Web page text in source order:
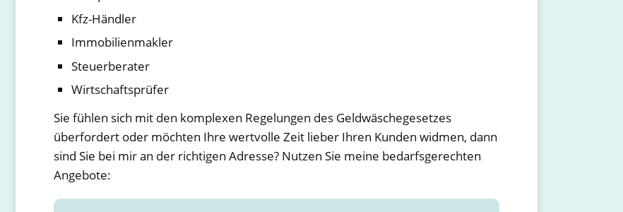
Kfz-Händler
Immobilienmakler
Steuerberater
Wirtschaftsprüfer
Sie fühlen sich mit den komplexen Regelungen des Geldwäschegesetzes
überfordert oder möchten Ihre wertvolle Zeit lieber Ihren Kunden widmen, dann
sind Sie bei mir an der richtigen Adresse? Nutzen Sie meine bedarfsgerechten
Angebote: